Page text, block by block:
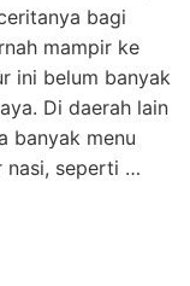
bagi
mampir ke
ini belum banyak
Di daerah lain
banyak menu
nasi, seperti …